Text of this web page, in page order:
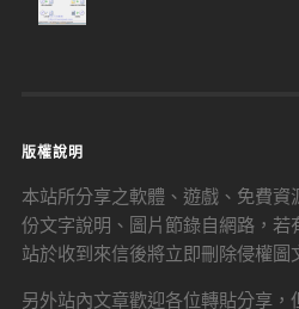
版權說明
本站所分享之軟體、遊戲、免費資
份文字說明、圖片節錄自網路，若
站於收到來信後將立即刪除侵權圖
另外站內文章歡迎各位轉貼分享，